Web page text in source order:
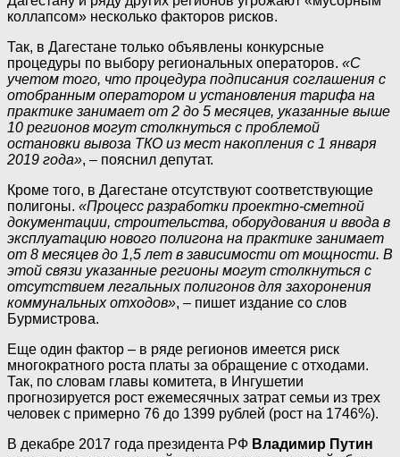
коллапсом» несколько факторов рисков.
Так, в Дагестане только объявлены конкурсные
процедуры по выбору региональных операторов. «С
учетом того, что процедура подписания соглашения с
отобранным оператором и установления тарифа на
практике занимает от 2 до 5 месяцев, указанные выше
10 регионов могут столкнуться с проблемой
остановки вывоза ТКО из мест накопления с 1 января
2019 года», – пояснил депутат.
Кроме того, в Дагестане отсутствуют соответствующие
полигоны. «Процесс разработки проектно-сметной
документации, строительства, оборудования и ввода в
эксплуатацию нового полигона на практике занимает
от 8 месяцев до 1,5 лет в зависимости от мощности. В
этой связи указанные регионы могут столкнуться с
отсутствием легальных полигонов для захоронения
коммунальных отходов», – пишет издание со слов
Бурмистрова.
Еще один фактор – в ряде регионов имеется риск
многократного роста платы за обращение с отходами.
Так, по словам главы комитета, в Ингушетии
прогнозируется рост ежемесячных затрат семьи из трех
человек с примерно 76 до 1399 рублей (рост на 1746%).
В декабре 2017 года президента РФ Владимир Путин